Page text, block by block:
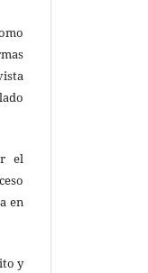
el
en
y